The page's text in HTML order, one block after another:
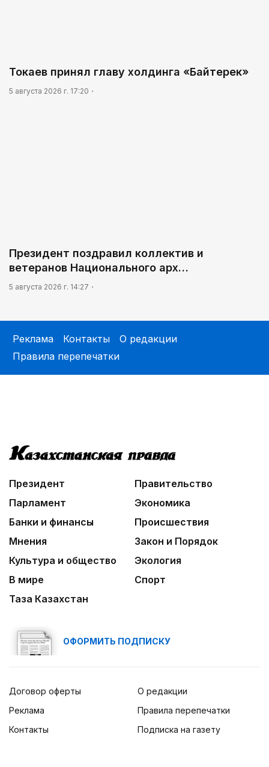
Токаев принял главу холдинга «Байтерек»
5 августа 2026 г. 17:20
Президент поздравил коллектив и
ветеранов Национального арх…
5 августа 2026 г. 14:27
Реклама Контакты
О редакции
Правила перепечатки
Президент
Правительство
Парламент
Экономика
Банки и финансы
Происшествия
Мнения
Закон и Порядок
Культура и общество
Экология
В мире
Спорт
Таза Казахстан
Реклама
Контакты
Правила перепечатки
Подписка на газету